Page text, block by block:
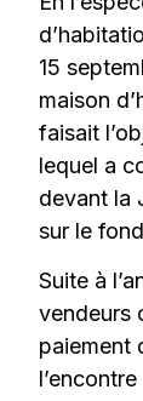
15
maison
faisait
lequel a
devant la
sur le
Suite à
vendeurs
paiement